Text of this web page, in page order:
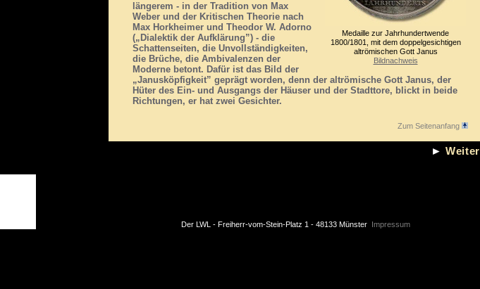
Medaille zur Jahrhundertwende
1800/1801, mit dem doppelgesichtigen
altrömischen Gott Janus
Bildnachweis
längerem - in der Tradition von Max
Weber und der Kritischen Theorie nach
Max Horkheimer und Theodor W. Adorno
(„Dialektik der Aufklärung”) - die
Schattenseiten, die Unvollständigkeiten,
die Brüche, die Ambivalenzen der
Moderne betont. Dafür ist das Bild der
„Janusköpfigkeit” geprägt worden, denn der altrömische Gott Janus, der
Hüter des Ein- und Ausgangs der Häuser und der Stadttore, blickt in beide
Richtungen, er hat zwei Gesichter.
Zum Seitenanfang
► Weiter
Der LWL -Freiherr-vom-Stein-Platz 1 -48133 Münster Impressum